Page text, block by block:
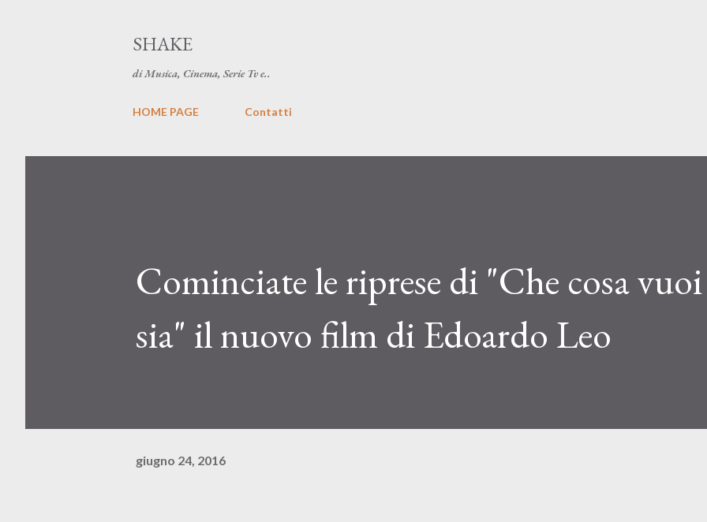
SHAKE
di Musica, Cinema, Serie Tv e..
HOME PAGE Contatti
Cominciate le riprese di "Che cosa
sia" il nuovo film di Edoardo Leo
giugno 24, 2016